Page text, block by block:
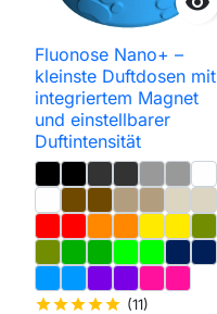
Fluonose Nano+ –
kleinste Duftdosen mit
integriertem Magnet
und einstellbarer
Duftintensität
starstarstarstarstar (11)